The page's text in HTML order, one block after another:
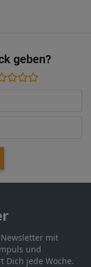
geben?
mit
und
Dich jede Woche.